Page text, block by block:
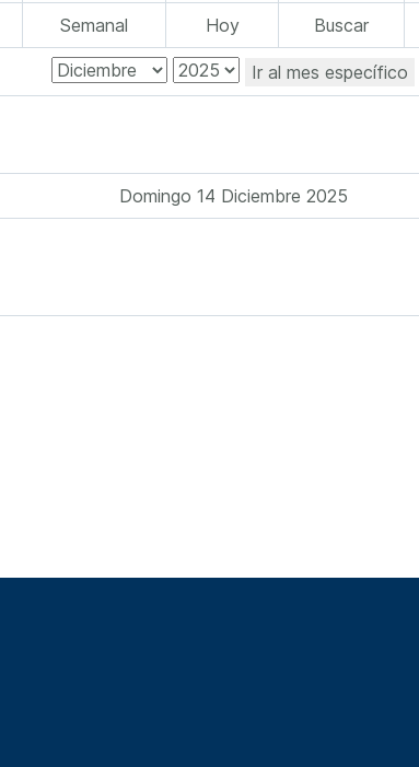
Semanal Hoy Buscar
Ir al mes específico
Domingo 14 Diciembre 2025